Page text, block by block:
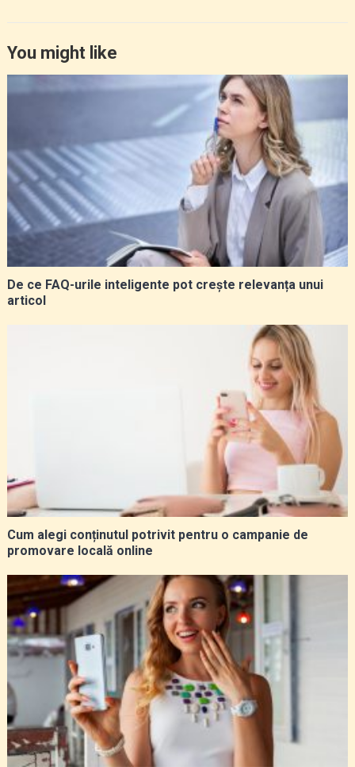
You might like
De ce FAQ-urile inteligente pot crește relevanța unui
articol
Cum alegi conținutul potrivit pentru o campanie de
promovare locală online